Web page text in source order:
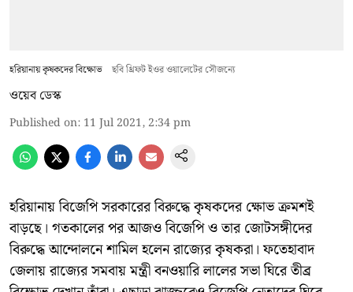
হরিয়ানায় কৃষকদের বিক্ষোভ ছবি থ্রিফট ইওর ওয়ালেটের সৌজন্যে
ওয়েব ডেস্ক
Published on: 11 Jul 2021, 2:34 pm
হরিয়ানায় বিজেপি সরকারের বিরুদ্ধে কৃষকদের ক্ষোভ ক্রমশই
বাড়ছে। গতকালের পর আজও বিজেপি ও তার জোটসঙ্গীদের
বিরুদ্ধে আন্দোলনে শামিল হলেন রাজ‍্যের কৃষকরা। ফতেহাবাদ
জেলায় রাজ‍্যের‌ সমবায় মন্ত্রী বনওয়ারি লালের সভা ঘিরে তীব্র